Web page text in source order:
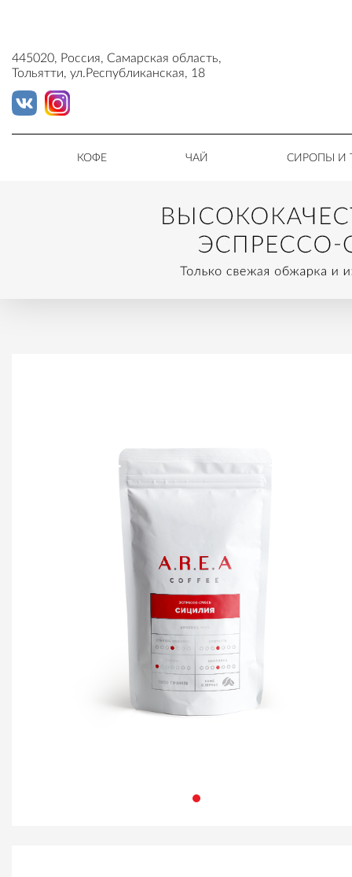
445020, Россия, Самарская область,
Тольятти, ул.Республиканская, 18
КОФЕ ЧАЙ СИРОПЫ И